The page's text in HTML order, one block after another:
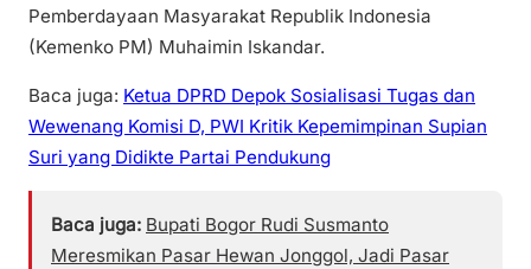
Pemberdayaan Masyarakat Republik Indonesia
(Kemenko PM) Muhaimin Iskandar.
Baca juga: Ketua DPRD Depok Sosialisasi Tugas dan
Wewenang Komisi D, PWI Kritik Kepemimpinan Supian
Suri yang Didikte Partai Pendukung
Baca juga: Bupati Bogor Rudi Susmanto
Meresmikan Pasar Hewan Jonggol, Jadi Pasar